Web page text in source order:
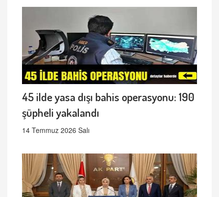
45 ilde yasa dışı bahis operasyonu: 190
şüpheli yakalandı
14 Temmuz 2026 Salı